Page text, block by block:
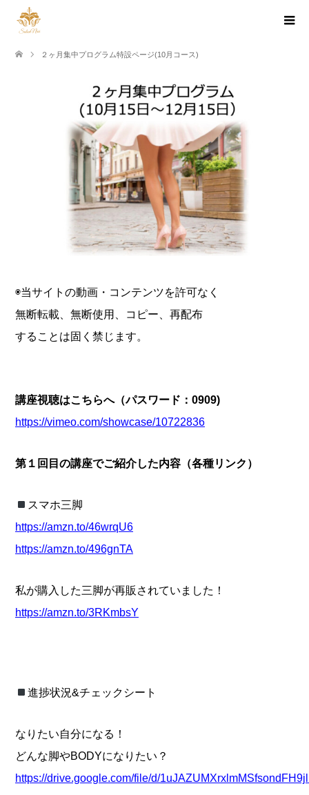
２ヶ月集中プログラム特設ページ(10月コース)
◉当サイトの動画・コンテンツを許可なく
無断転載、無断使用、コピー、再配布
することは固く禁じます。
講座視聴はこちらへ（パスワード：0909)
https://vimeo.com/showcase/10722836
第１回目の講座でご紹介した内容（各種リンク）
スマホ三脚
https://amzn.to/46wrqU6
https://amzn.to/496gnTA
私が購入した三脚が再販されていました！
https://amzn.to/3RKmbsY
進捗状況&チェックシート
なりたい自分になる！
どんな脚やBODYになりたい？
https://drive.google.com/file/d/